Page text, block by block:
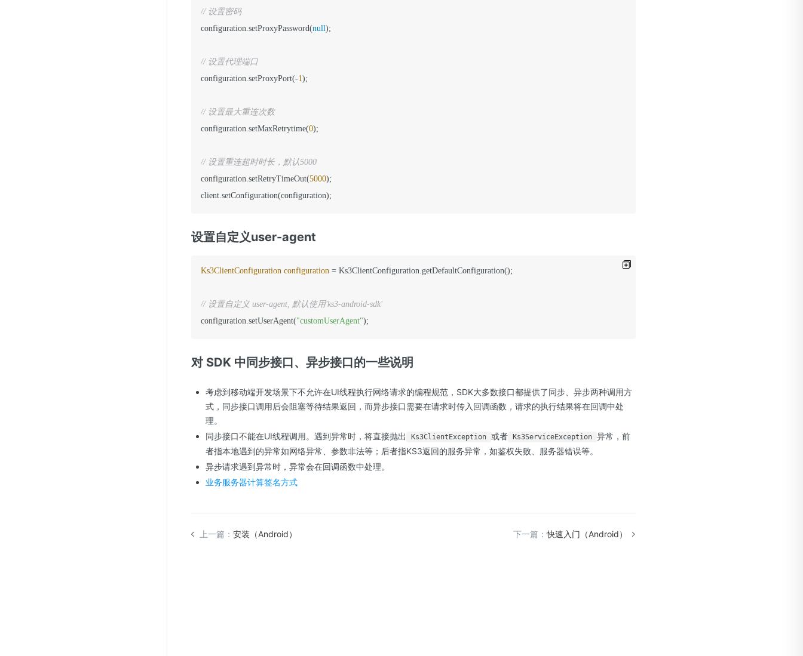
configuration.setProxyPassword(null);
configuration.setProxyPort(-1);
configuration.setMaxRetrytime(0);
configuration.setRetryTimeOut(5000);
client.setConfiguration(configuration);
设置自定义user-agent
Ks3ClientConfiguration configuration = Ks3ClientConfiguration.getDefaultConfiguration();
// 设置自定义 user-agent, 默认使用'ks3-android-sdk'
configuration.setUserAgent("customUserAgent");
对 SDK 中同步接口、异步接口的一些说明
考虑到移动端开发场景下不允许在UI线程执行网络请求的编程规范，SDK大多数接口都提供了同步、异步两种调用方
式，同步接口调用后会阻塞等待结果返回，而异步接口需要在请求时传入回调函数，请求的执行结果将在回调中处
理。
同步接口不能在UI线程调用。遇到异常时，将直接抛出
Ks3ClientException 或者 Ks3ServiceException 异常，前
者指本地遇到的异常如网络异常、参数非法等；后者指KS3返回的服务异常，如鉴权失败、服务器错误等。
异步请求遇到异常时，异常会在回调函数中处理。
业务服务器计算签名方式
上一篇： 安装（Android） 下一篇：快速入门（Android）